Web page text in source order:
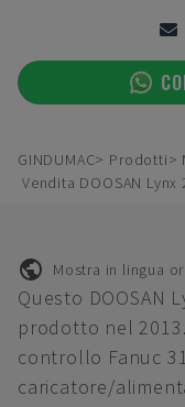
GINDUMAC Prodotti
Vendita DOOSAN
Mostra in lingua
Questo DOOSAN
prodotto nel
controllo Fanuc
caricatore/